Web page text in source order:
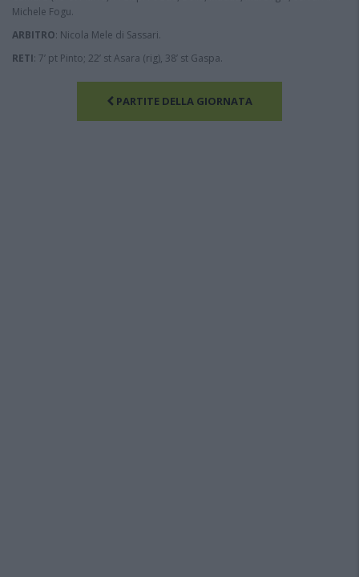
Michele Fogu.
ARBITRO: Nicola Mele di Sassari.
RETI: 7’ pt Pinto; 22’ st Asara (rig), 38’ st Gaspa.
PARTITE DELLA GIORNATA